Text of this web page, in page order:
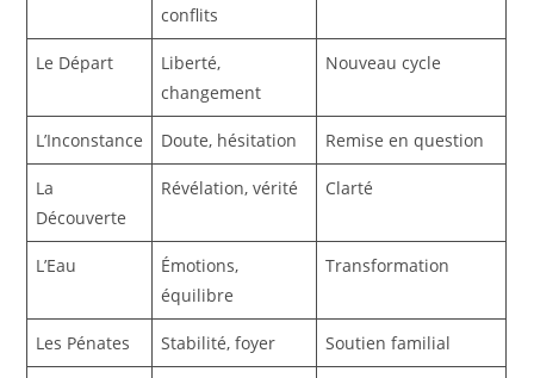
conflits
Le Départ
Liberté,
changement
Nouveau cycle
L’Inconstance Doute, hésitation Remise en question
La
Découverte
Révélation, vérité Clarté
L’Eau
Émotions,
équilibre
Transformation
Les Pénates Stabilité, foyer Soutien familial